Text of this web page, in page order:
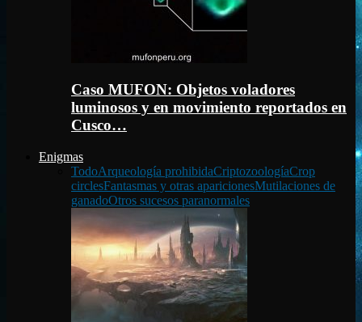
Caso MUFON: Objetos voladores
luminosos y en movimiento reportados en
Cusco…
Enigmas
TodoArqueología prohibidaCriptozoologíaCrop
circlesFantasmas y otras aparicionesMutilaciones de
ganadoOtros sucesos paranormales